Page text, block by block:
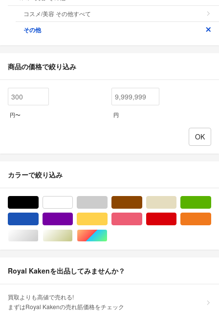
コスメ/美容 その他すべて
その他
商品の価格で絞り込み
円〜 円
カラーで絞り込み
シルバー/銀色系ゴールド/金色系マルチカラー
Royal Kakenを出品してみませんか？
買取よりも高値で売れる!
まずはRoyal Kakenの売れ筋価格をチェック